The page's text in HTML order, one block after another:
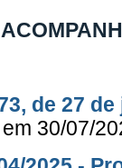
de 27
30/07/